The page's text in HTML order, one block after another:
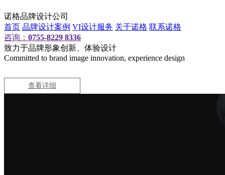
诺格品牌设计公司
首页 品牌设计案例 VI设计服务 关于诺格 联系诺格
咨询： 0755-8229 8336
致力于品牌形象创新、体验设计
Committed to brand image innovation, experience design
查看详细